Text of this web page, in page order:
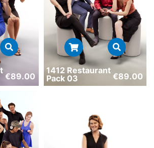
€89.00
1412 Restaurant
Pack 03
€89.00